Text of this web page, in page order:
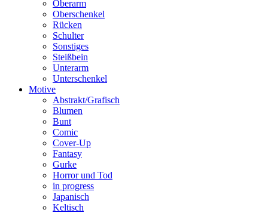
Oberarm
Oberschenkel
Rücken
Schulter
Sonstiges
Steißbein
Unterarm
Unterschenkel
Motive
Abstrakt/Grafisch
Blumen
Bunt
Comic
Cover-Up
Fantasy
Gurke
Horror und Tod
in progress
Japanisch
Keltisch